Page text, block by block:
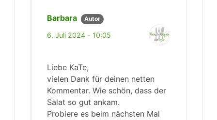
Barbara Autor
6. Juli 2024 - 10:05
Liebe KaTe,
vielen Dank für deinen netten
Kommentar. Wie schön, dass der
Salat so gut ankam.
Probiere es beim nächsten Mal